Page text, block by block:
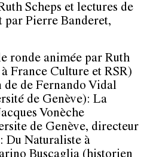
Scheps et lectures de
par Pierre Banderet,
ronde animée par Ruth
France Culture et RSR)
de Fernando Vidal
de Genève): La
Vonèche
de Genève, directeur
Du Naturaliste à